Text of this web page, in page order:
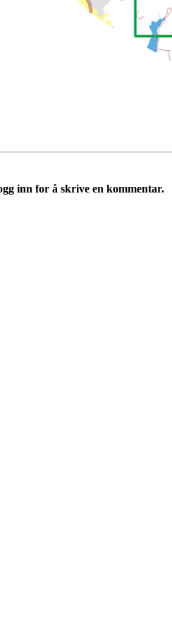
inn for å skrive en kommentar.